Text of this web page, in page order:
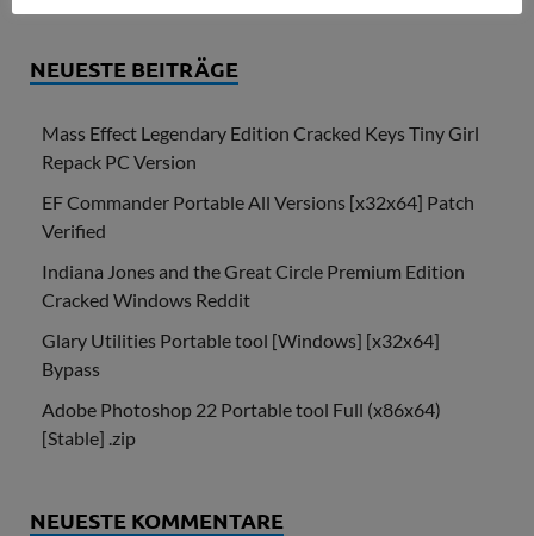
NEUESTE BEITRÄGE
Mass Effect Legendary Edition Cracked Keys Tiny Girl
Repack PC Version
EF Commander Portable All Versions [x32x64] Patch
Verified
Indiana Jones and the Great Circle Premium Edition
Cracked Windows Reddit
Glary Utilities Portable tool [Windows] [x32x64]
Bypass
Adobe Photoshop 22 Portable tool Full (x86x64)
[Stable] .zip
NEUESTE KOMMENTARE